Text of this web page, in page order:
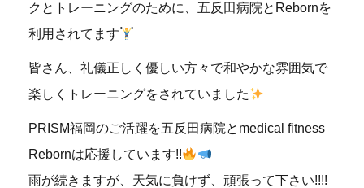
クとトレーニングのために、五反田病院とRebornを
利用されてます
皆さん、礼儀正しく優しい方々で和やかな雰囲気で
楽しくトレーニングをされていました
PRISM福岡のご活躍を五反田病院とmedical fitness
Rebornは応援しています!!
雨が続きますが、天気に負けず、頑張って下さい!!!!